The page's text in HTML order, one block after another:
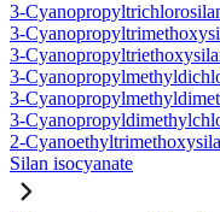
3-
3-
3-
3-
3-
3-
2-
Silan isocyanate